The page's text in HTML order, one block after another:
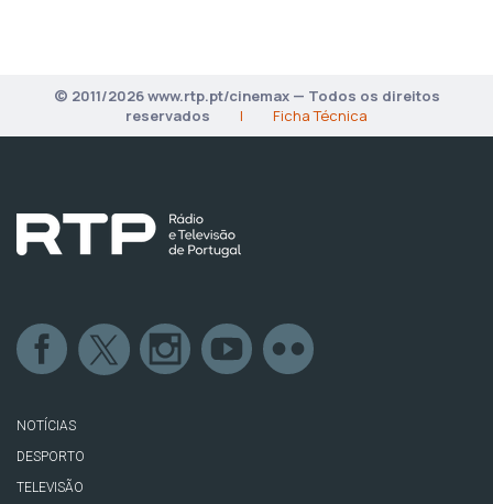
© 2011/2026 www.rtp.pt/cinemax — Todos os direitos
reservados
| Ficha Técnica
NOTÍCIAS
DESPORTO
TELEVISÃO